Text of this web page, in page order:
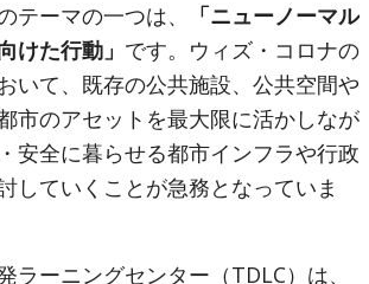
テーマの一つは、
「ニューノーマル
けた行動」 です。ウィズ・コロナの
いて、既存の公共施設、公共空間や
市のアセットを最大限に活かしなが
安全に暮らせる都市インフラや行政
していくことが急務となっていま
ラーニングセンター（TDLC）は、